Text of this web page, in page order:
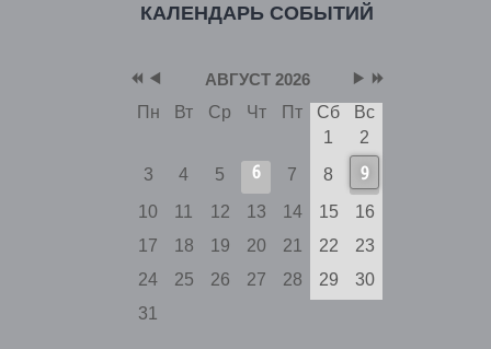
КАЛЕНДАРЬ СОБЫТИЙ
АВГУСТ 2026
Пн
Вт Ср Чт Пт Сб
Вс
1
2
3
4 5 6 7 8 9
10 11 12 13 14 15
16
17
18 19 20 21 22
23
24
25 26 27 28 29
30
31